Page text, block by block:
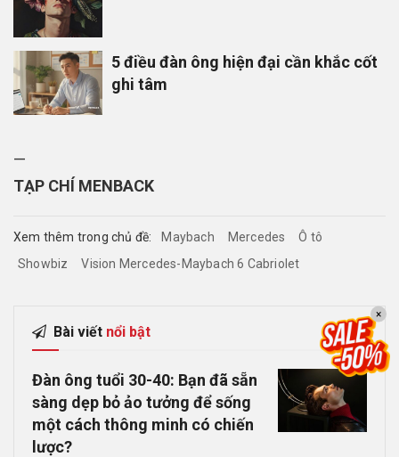
5 điều đàn ông hiện đại cần khắc cốt
ghi tâm
—
TẠP CHÍ MENBACK
Xem thêm trong chủ đề: Maybach Mercedes
Ô tô
Showbiz
Vision Mercedes-Maybach 6 Cabriolet
Bài viết nổi bật
Đàn ông tuổi 30-40: Bạn đã sẵn
sàng dẹp bỏ ảo tưởng để sống
một cách thông minh có chiến
lược?
×